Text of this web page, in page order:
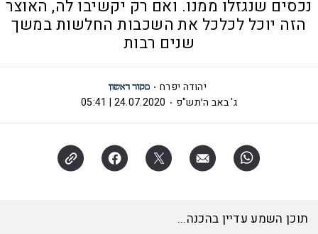
נכסים שנגזלו ממנו. ואם רק יקשיבו לה, האוצר
הזה יוכל לכלכל את השכבות החלשות במשך
שנים רבות
יהודה יפרח
ג' באב ה׳תש"פ
24.07.2020 | 05:41
תוכן השמע עדיין בהכנה...